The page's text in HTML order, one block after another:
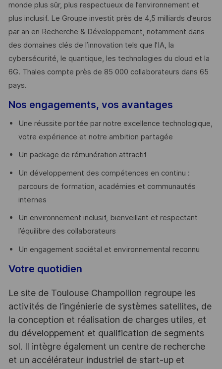
monde plus sûr, plus respectueux de l’environnement et
plus inclusif. Le Groupe investit près de 4,5 milliards d’euros
par an en Recherche & Développement, notamment dans
des domaines clés de l’innovation tels que l’IA, la
cybersécurité, le quantique, les technologies du cloud et la
6G. Thales compte près de 85 000 collaborateurs dans 65
pays. ​
Nos engagements, vos avantages
Une réussite portée par notre excellence technologique,
votre expérience et notre ambition partagée
Un package de rémunération attractif
Un développement des compétences en continu :
parcours de formation, académies et communautés
internes
Un environnement inclusif, bienveillant et respectant
l’équilibre des collaborateurs
Un engagement sociétal et environnemental reconnu
Votre quotidien
Le site de Toulouse Champollion regroupe les
activités de l’ingénierie de systèmes satellites, de
la conception et réalisation de charges utiles, et
du développement et qualification de segments
sol. Il intègre également un centre de recherche
et un accélérateur industriel de start-up et